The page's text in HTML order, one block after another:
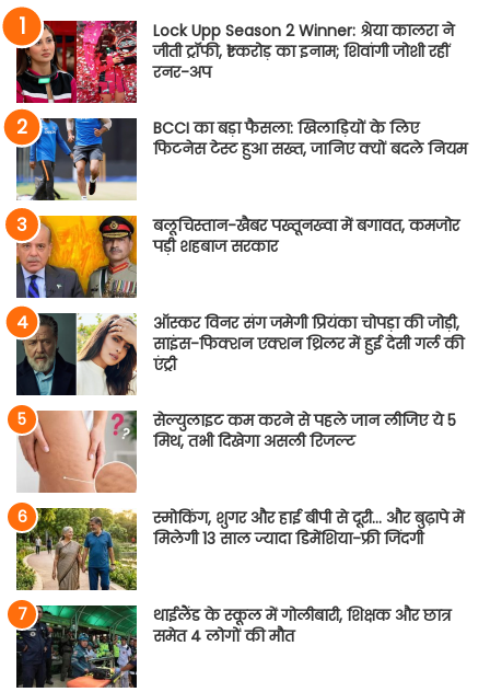
Lock Upp Season 2 Winner: श्रेया कालरा ने
जीती ट्रॉफी, ₹1 करोड़ का इनाम; शिवांगी जोशी रहीं
रनर-अप
BCCI का बड़ा फैसला: खिलाड़ियों के लिए
फिटनेस टेस्ट हुआ सख्त, जानिए क्यों बदले नियम
बलूचिस्तान-खैबर पख्तूनख्वा में बगावत, कमजोर
पड़ी शहबाज सरकार
ऑस्कर विनर संग जमेगी प्रियंका चोपड़ा की जोड़ी,
साइंस-फिक्शन एक्शन थ्रिलर में हुई देसी गर्ल की
एंट्री
सेल्युलाइट कम करने से पहले जान लीजिए ये 5
मिथ, तभी दिखेगा असली रिजल्ट
स्मोकिंग, शुगर और हाई बीपी से दूरी… और बुढ़ापे में
मिलेगी 13 साल ज्यादा डिमेंशिया-फ्री जिंदगी
थाईलैंड के स्कूल में गोलीबारी, शिक्षक और छात्र
समेत 4 लोगों की मौत